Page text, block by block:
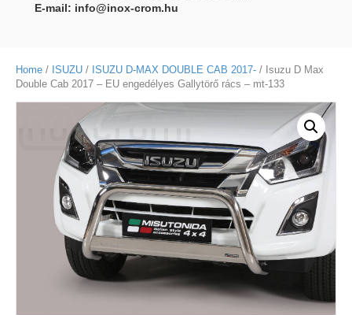
E-mail: info@inox-crom.hu
Home / ISUZU / ISUZU D-MAX DOUBLE CAB 2017- / Isuzu D Max
Double Cab 2017 – EU engedélyes Gallytörő rács – mt-133